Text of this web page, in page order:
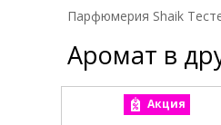
Парфюмерия Shaik
Аромат в
Акция